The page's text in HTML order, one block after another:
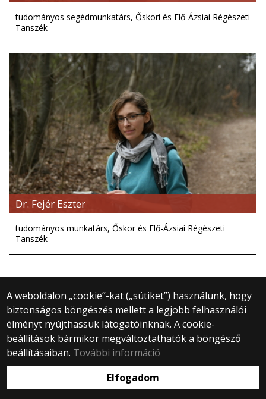
tudományos segédmunkatárs, Őskori és Elő-Ázsiai Régészeti
Tanszék
Dr. Fejér Eszter
tudományos munkatárs, Őskor és Elő-Ázsiai Régészeti
Tanszék
A weboldalon „cookie”-kat („sütiket”) használunk, hogy
biztonságos böngészés mellett a legjobb felhasználói
élményt nyújthassuk látogatóinknak. A cookie-
beállítások bármikor megváltoztathatók a böngésző
beállításaiban. További információ
Elfogadom
© 2025 Eötvös Loránd Tudományegyetem
Minden jog fenntartva.
1053 Budapest, Egyetem tér 1–3.
Központi telefonszám: +36 1 411 6500
Webfejlesztés: